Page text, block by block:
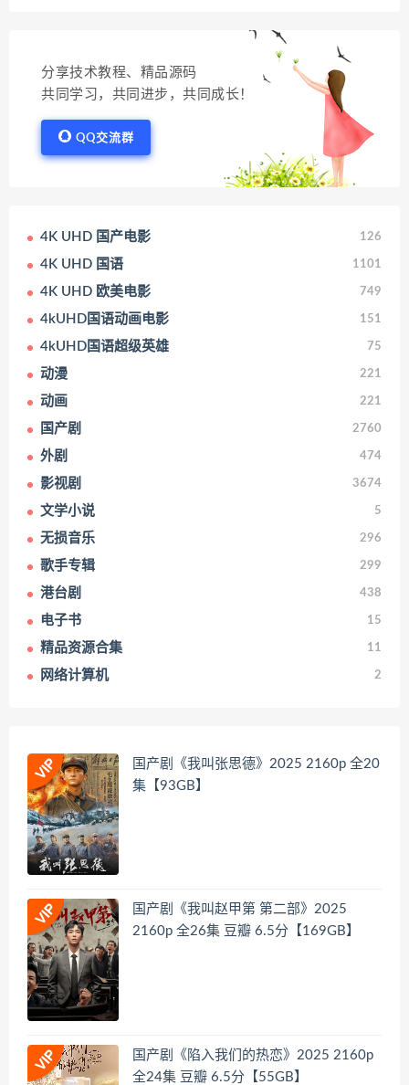
分享技术教程、精品源码
共同学习，共同进步，共同成长！
QQ交流群
4K UHD 国产电影 126
4K UHD 国语 1101
4K UHD 欧美电影 749
4kUHD国语动画电影 151
4kUHD国语超级英雄 75
动漫 221
动画 221
国产剧 2760
外剧 474
影视剧 3674
文学小说 5
无损音乐 296
歌手专辑 299
港台剧 438
电子书 15
精品资源合集 11
网络计算机 2
国产剧《我叫张思德》2025 2160p 全20
集【93GB】
国产剧《我叫赵甲第 第二部》2025
2160p 全26集 豆瓣 6.5分【169GB】
国产剧《陷入我们的热恋》2025 2160p
全24集 豆瓣 6.5分【55GB】